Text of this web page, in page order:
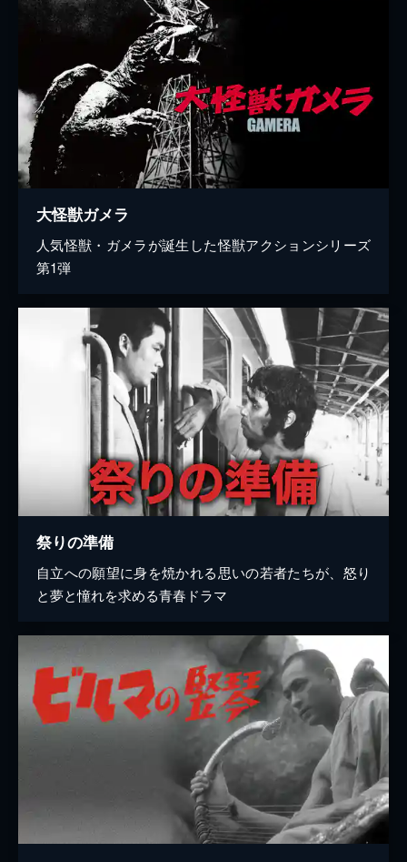
大怪獣ガメラ
人気怪獣・ガメラが誕生した怪獣アクションシリーズ
第1弾
祭りの準備
自立への願望に身を焼かれる思いの若者たちが、怒り
と夢と憧れを求める青春ドラマ